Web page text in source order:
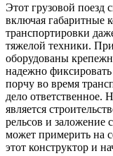
Этот грузовой поезд
включая габаритные
транспортировки
тяжелой техники.
оборудованы
надежно
порчу во время
дело ответственное.
является
рельсов и заложение
может примерить на
этот конструктор и